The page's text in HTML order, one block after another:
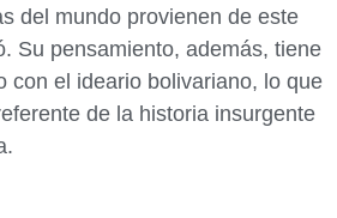
del mundo provienen de este
Su pensamiento, además, tiene
con el ideario bolivariano, lo que
de la historia insurgente